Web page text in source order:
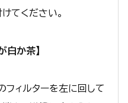
てください。
白か茶】
フィルターを左に回して